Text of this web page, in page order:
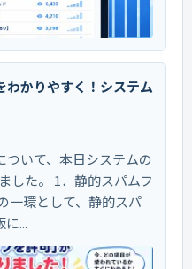
わかりやすく！システム
いて、本日システムの
した。 1．静的スパムフ
一環として、静的スパ
...